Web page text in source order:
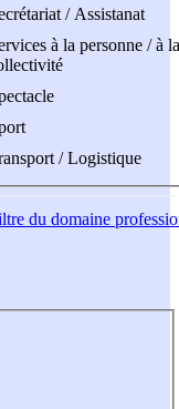
/ Assistanat
à la personne / à la
/ Logistique
du domaine